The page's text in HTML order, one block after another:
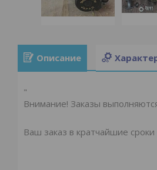
Описание
"
Внимание! Заказы
Ваш заказ в кратчайшие